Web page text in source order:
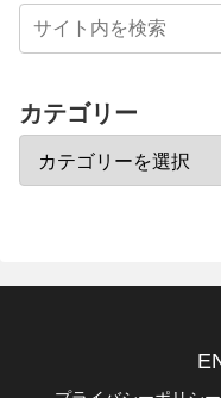
カテゴリー